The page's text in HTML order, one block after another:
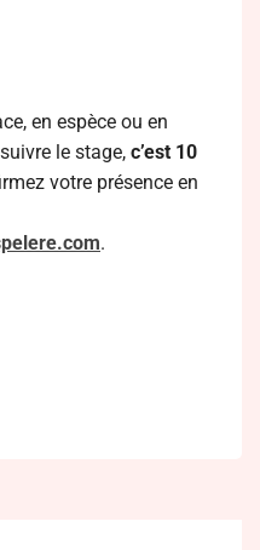
en espèce ou en
le stage, c’est 10
votre présence en
om.